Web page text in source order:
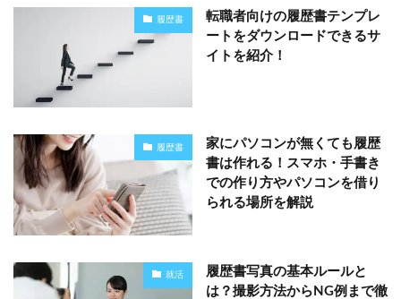
履歴書
転職者向けの履歴書テンプレ
ートをダウンロードできるサ
イトを紹介！
履歴書
家にパソコンが無くても履歴
書は作れる！スマホ・手書き
での作り方やパソコンを借り
られる場所を解説
就活
履歴書写真の基本ルールと
は？撮影方法からNG例まで徹